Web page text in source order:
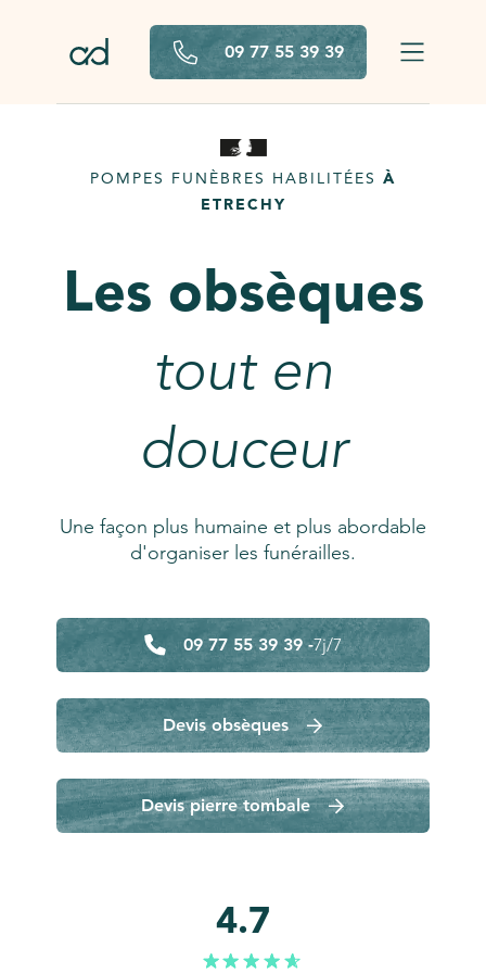
09 77 55 39 39
POMPES FUNÈBRES HABILITÉES À
ETRECHY
Les obsèques
tout en
douceur
Une façon plus humaine et plus abordable
d'organiser les funérailles.
09 77 55 39 39 -7j/7
Devis obsèques
Devis pierre tombale
4.7